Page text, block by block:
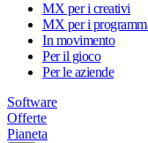
MX per i creativi
MX per i
In movimento
Per il gioco
Per le aziende
Software
Offerte
Pianeta